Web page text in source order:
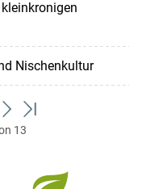
Nischenkultur
weiter
zum
zum
13